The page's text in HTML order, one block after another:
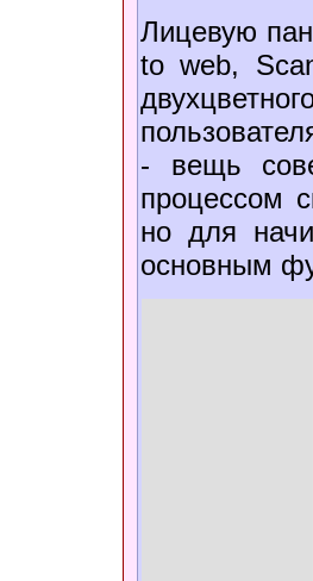
Лицевую
to web,
- вещь
процессом
но для
основным